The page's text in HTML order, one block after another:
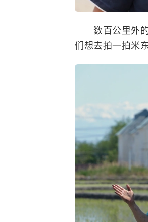
数百公里外的
们想去拍一拍米